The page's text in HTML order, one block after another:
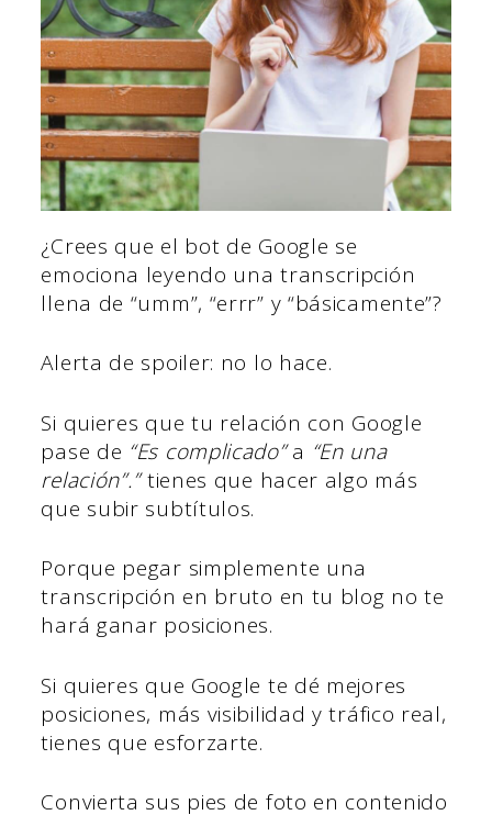
¿Crees que el bot de Google se
emociona leyendo una transcripción
llena de “umm”, “errr” y “básicamente”?
Alerta de spoiler: no lo hace.
Si quieres que tu relación con Google
pase de “Es complicado”a “En una
relación”.”tienes que hacer algo más
que subir subtítulos.
Porque pegar simplemente una
transcripción en bruto en tu blog no te
hará ganar posiciones.
Si quieres que Google te dé mejores
posiciones, más visibilidad y tráfico real,
tienes que esforzarte.
Convierta sus pies de foto en contenido